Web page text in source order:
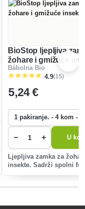
BioStop ljepljiva
žohare i gmižuće
Bábolna Bio
4.9(15)
5,24 €
− + U
Ljepljiva zamka za
insekte. Sadrži spolni